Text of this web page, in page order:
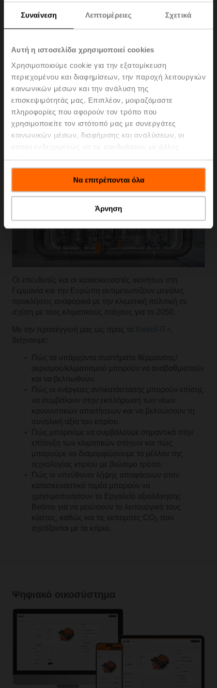
Συναίνεση Λεπτομέρειες Σχετικά
Αυτή η ιστοσελίδα χρησιμοποιεί cookies
Χρησιμοποιούμε cookie για την εξατομίκευση
περιεχομένου και διαφημίσεων, την παροχή λειτουργιών
κοινωνικών μέσων και την ανάλυση της
επισκεψιμότητάς μας. Επιπλέον, μοιραζόμαστε
πληροφορίες που αφορούν τον τρόπο που
χρησιμοποιείτε τον ιστότοπό μας με συνεργάτες
κοινωνικών μέσων, διαφήμισης και αναλύσεων, οι
έχουν συλλέξει σε σχέση με την από μέρους σας χρήση
των υπηρεσιών τους.Να επιτρέπονται όλα
Άρνηση
Ο Κύβος
Εργαστήριο AHU
RetroFIT+
Οι επενδυτές και οι κατασκευαστές ακινήτων στη
Γερμανία και την Ευρώπη αντιμετωπίζουν μεγάλες
προκλήσεις αναφορικά με την κλιματική πολιτική σε
σχέση με τους κλιματικούς στόχους για το 2050.
Με την προσέγγισή μας ως προς το
,
δείχνουμε:
Πώς τα υπάρχοντα συστήματα θέρμανσης/
αερισμού/κλιματισμού μπορούν να αναβαθμιστούν
και να βελτιωθούν.
Πώς οι ενέργειες αντικατάστασης μπορούν επίσης
να συμβάλουν στην εκπλήρωση των νέων
κανονιστικών απαιτήσεων και να βελτιώσουν τη
συνολική αξία του κτιρίου.
Πώς μπορούμε να συμβάλουμε σημαντικά στην
επίτευξη των κλιματικών στόχων και πώς
μπορούμε να διαμορφώσουμε το μέλλον της
τεχνολογίας κτιρίου με βιώσιμο τρόπο.
Πώς οι υπεύθυνοι λήψης αποφάσεων στον
κατασκευαστικό τομέα μπορούν να
χρησιμοποιήσουν το Εργαλείο αξιολόγησης
Belimo για να μειώσουν το λειτουργικό τους
κόστος, καθώς και τις εκπομπές CO
που
σχετίζονται με τα κτίρια.
Ψηφιακό οικοσύστημα